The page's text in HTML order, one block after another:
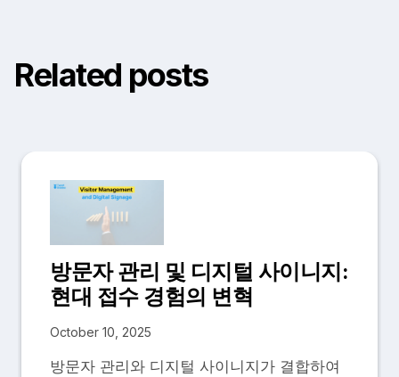
Related posts
방문자 관리 및 디지털 사이니지:
현대 접수 경험의 변혁
October 10, 2025
방문자 관리와 디지털 사이니지가 결합하여